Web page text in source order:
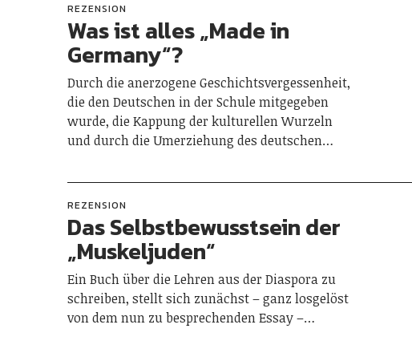
REZENSION
Was ist alles „Made in
Germany“?
Durch die anerzogene Geschichtsvergessenheit,
die den Deutschen in der Schule mitgegeben
wurde, die Kappung der kulturellen Wurzeln
und durch die Umerziehung des deutschen…
REZENSION
Das Selbstbewusstsein der
„Muskeljuden“
Ein Buch über die Lehren aus der Diaspora zu
schreiben, stellt sich zunächst – ganz losgelöst
von dem nun zu besprechenden Essay –…